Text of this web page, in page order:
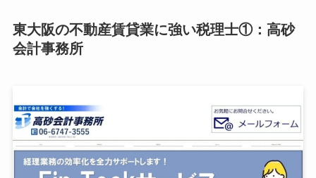
東大阪の不動産賃貸業に強い税理士①：高砂
会計事務所